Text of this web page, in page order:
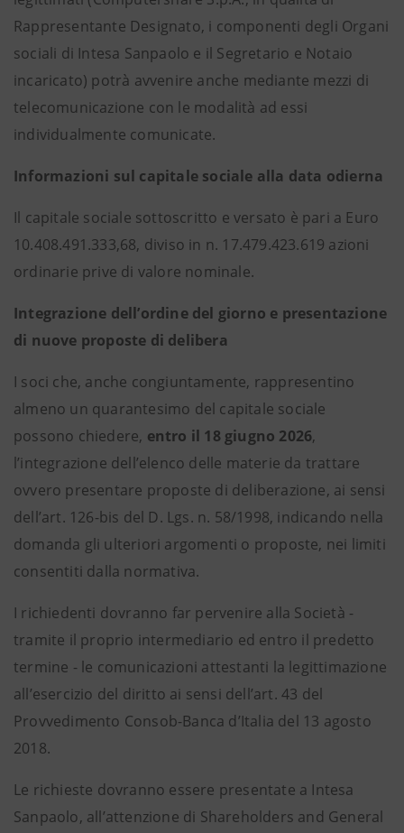
Rappresentante Designato, i componenti degli Organi
sociali di Intesa Sanpaolo e il Segretario e Notaio
incaricato) potrà avvenire anche mediante mezzi di
telecomunicazione con le modalità ad essi
individualmente comunicate.
Informazioni sul capitale sociale alla data odierna
Il capitale sociale sottoscritto e versato è pari a Euro
10.408.491.333,68, diviso in n. 17.479.423.619 azioni
ordinarie prive di valore nominale.
Integrazione dell’ordine del giorno e presentazione
di nuove proposte di delibera
I soci che, anche congiuntamente, rappresentino
almeno un quarantesimo del capitale sociale
possono chiedere, entro il 18 giugno 2026,
l’integrazione dell’elenco delle materie da trattare
ovvero presentare proposte di deliberazione, ai sensi
dell’art. 126-bis del D. Lgs. n. 58/1998, indicando nella
domanda gli ulteriori argomenti o proposte, nei limiti
consentiti dalla normativa.
I richiedenti dovranno far pervenire alla Società -
tramite il proprio intermediario ed entro il predetto
termine - le comunicazioni attestanti la legittimazione
all’esercizio del diritto ai sensi dell’art. 43 del
Provvedimento Consob-Banca d’Italia del 13 agosto
2018.
Le richieste dovranno essere presentate a Intesa
Sanpaolo, all’attenzione di Shareholders and General